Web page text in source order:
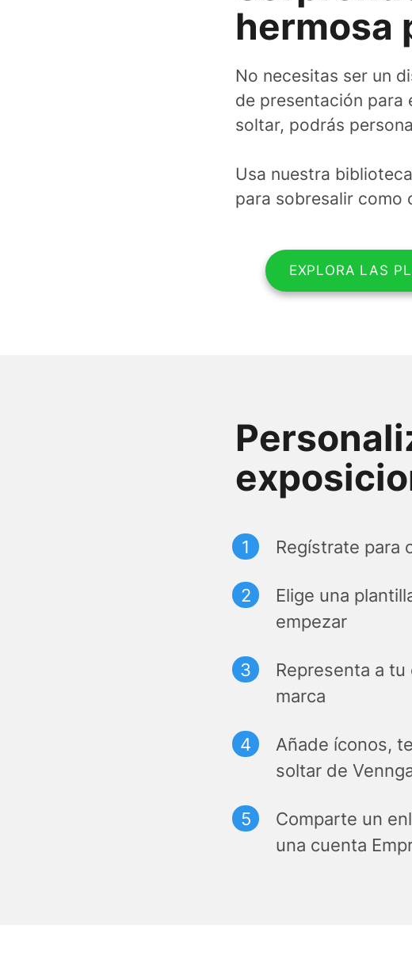
hermosa
No necesitas ser un
de presentación para
soltar, podrás
Usa nuestra
para sobresalir como
EXPLORA LAS
Regístrate para
Elige una
empezar
Representa a
marca
Añade íconos,
soltar de
Comparte un
una cuenta